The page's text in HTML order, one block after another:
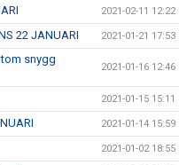
2021-02-11 12:22
22 JANUARI 2021-01-21 17:53
snygg
2021-01-16 12:46
2021-01-15 15:11
2021-01-14 15:59
2021-01-02 18:55